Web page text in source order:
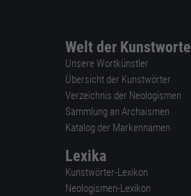
Welt der Kunstworte
Unsere Wortkünstler
Übersicht der Kunstwörter
Verzeichnis der Neologismen
Sammlung an Archaismen
Katalog der Markennamen
Lexika
Kunstwörter-Lexikon
Neologismen-Lexikon